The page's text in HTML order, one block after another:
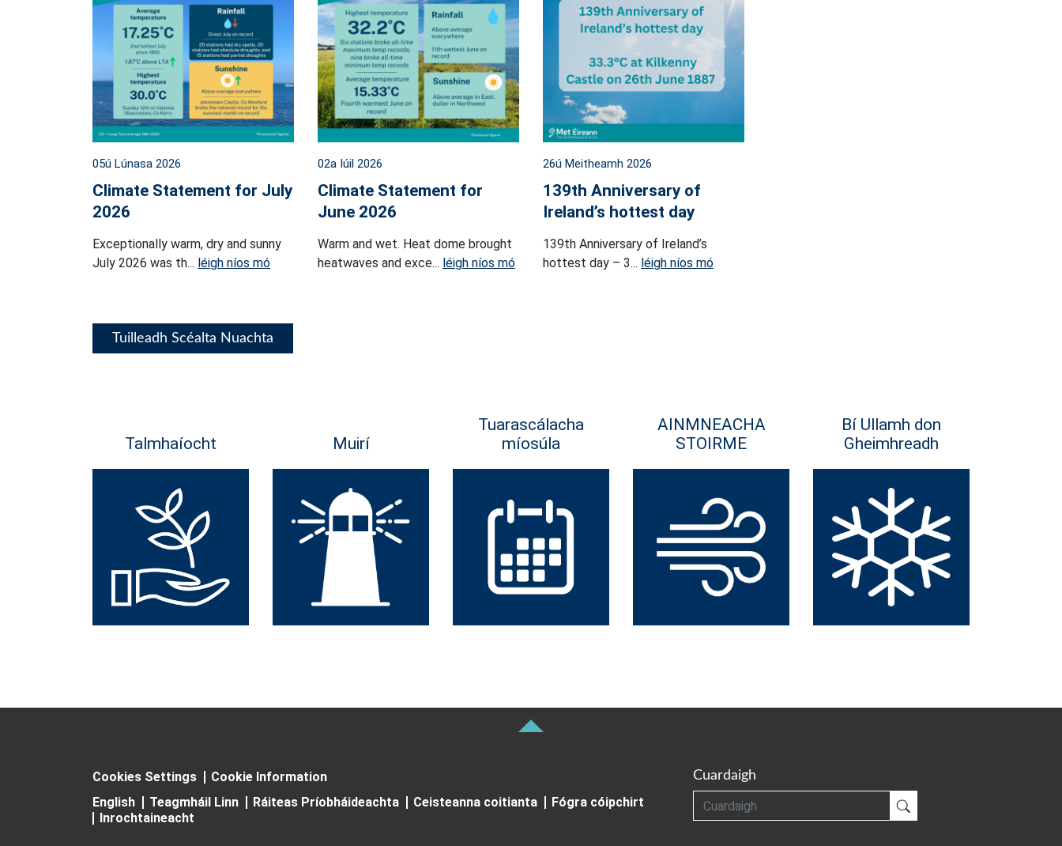
05ú Lúnasa 2026
Climate Statement for July
2026
Exceptionally warm, dry and sunny
July 2026 was th... léigh níos mó
02a Iúil 2026
Climate Statement for
June 2026
Warm and wet. Heat dome brought
heatwaves and exce... léigh níos mó
26ú Meitheamh 2026
139th Anniversary of
Ireland’s hottest day
139th Anniversary of Ireland’s
hottest day – 3... léigh níos mó
Tuilleadh Scéalta Nuachta
Talmhaíocht Muirí
Tuarascálacha
míosúla
AINMNEACHA
STOIRME
Bí Ullamh don
Gheimhreadh
Cookies Settings
Cookie Information
English
Teagmháil Linn Ráiteas Príobháideachta Ceisteanna coitianta
Fógra cóipchirt
Inrochtaineacht
Cuardaigh
Cuardaigh